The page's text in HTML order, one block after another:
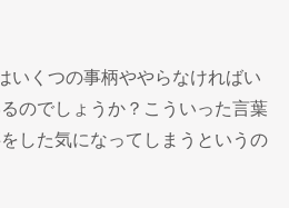
いくつの事柄ややらなければい
のでしょうか？こういった言葉
した気になってしまうというの